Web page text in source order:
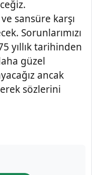
sansüre karşı
Sorunlarımızı
yıllık tarihinden
güzel
ancak
sözlerini